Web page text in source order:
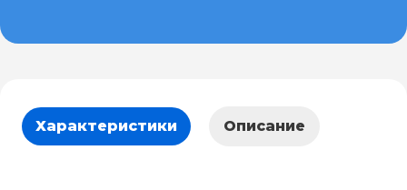
Характеристики Описание